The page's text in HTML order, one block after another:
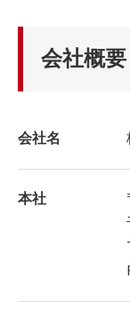
会社概要
会社名
本社